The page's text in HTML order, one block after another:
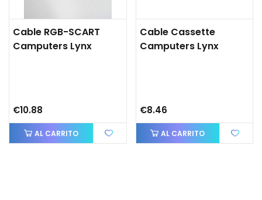
Cable RGB-SCART
Camputers Lynx
€10.88
AL CARRITO
Cable Cassette
Camputers Lynx
€8.46
AL CARRITO